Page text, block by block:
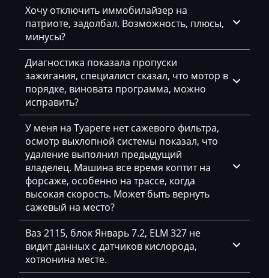
Dynapac
EcoLog
Eggersmann
Exeed
Extreme moto
Faresin
Farmtrac
FAW
Fendt
Fiat
Ford
Foton
Хочу отключить иммобилайзер на
патриоте, задолбал. Возможность, плюсы,
минусы?
Диагностика показала пропуски
зажигания, специалист сказал, что мотор в
порядке, виновата программа, можно
исправить?
У меня на Туареге нет сажевого фильтра,
осмотр выхлопной системы показал, что
удаление выполнил предыдущий
владелец. Машина все время коптит на
форсаже, особенно на трассе, когда
высокая скорость. Может быть вернуть
сажевый на место?
Ваз 2115, блок Январь 7.2, ELM 327 не
видит данных с датчиков кислорода,
хотяонина месте.